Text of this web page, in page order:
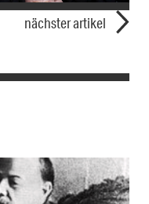
nächster artikel